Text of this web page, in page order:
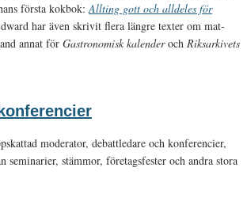
första kokbok:Allting gott och alldeles för
har även skrivit flera längre texter om mat-
annat för Gastronomisk kalenderoch Riksarkivets
moderator, debattledare och konferencier,
seminarier, stämmor, företagsfester och andra stora